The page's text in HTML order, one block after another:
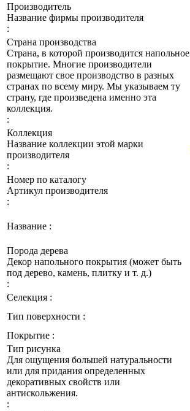
Производитель
Название фирмы производителя
:
Страна производства
Страна, в которой производится напольное
покрытие. Многие производители
размещают свое производство в разных
странах по всему миру. Мы указываем ту
страну, где произведена именно эта
коллекция.
:
Коллекция
Название коллекции этой марки
производителя
:
Номер по каталогу
Артикул производителя
:
Название :
Порода дерева
Декор напольного покрытия (может быть
под дерево, камень, плитку и т. д.)
:
Селекция :
Тип поверхности :
Покрытие :
Тип рисунка
Для ощущения большей натуральности
или для придания определенных
декоративных свойств или
антискольжения.
: